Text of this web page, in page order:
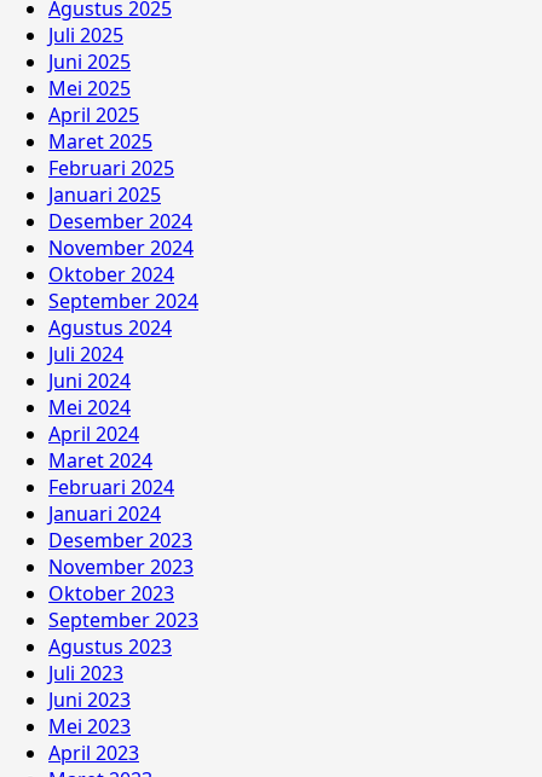
Agustus 2025
Juli 2025
Juni 2025
Mei 2025
April 2025
Maret 2025
Februari 2025
Januari 2025
Desember 2024
November 2024
Oktober 2024
September 2024
Agustus 2024
Juli 2024
Juni 2024
Mei 2024
April 2024
Maret 2024
Februari 2024
Januari 2024
Desember 2023
November 2023
Oktober 2023
September 2023
Agustus 2023
Juli 2023
Juni 2023
Mei 2023
April 2023